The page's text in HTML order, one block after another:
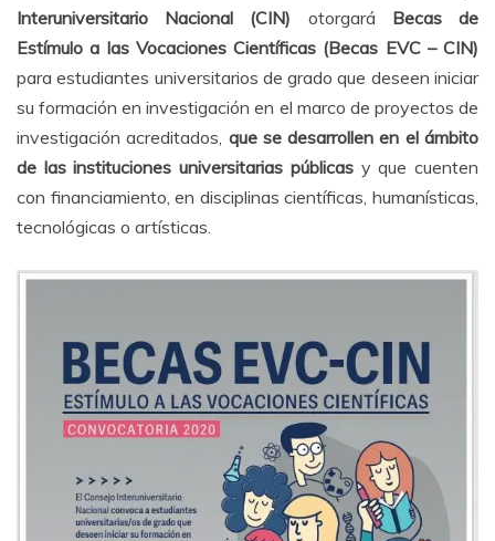
Interuniversitario Nacional (CIN) otorgará Becas de
Estímulo a las Vocaciones Científicas (Becas EVC – CIN)
para estudiantes universitarios de grado que deseen iniciar
su formación en investigación en el marco de proyectos de
investigación acreditados, que se desarrollen en el ámbito
de las instituciones universitarias públicasy que cuenten
con financiamiento, en disciplinas científicas, humanísticas,
tecnológicas o artísticas.